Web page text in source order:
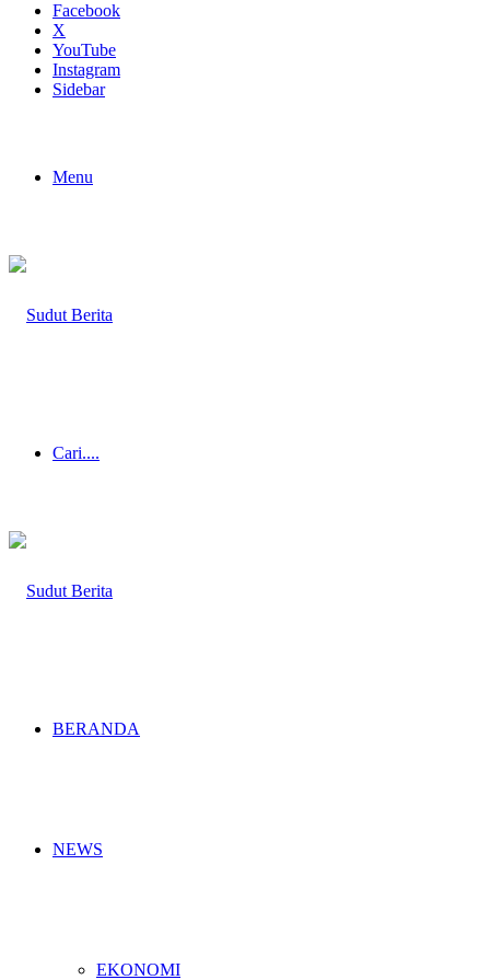
Facebook
X
YouTube
Instagram
Sidebar
Menu
Cari....
BERANDA
NEWS
EKONOMI